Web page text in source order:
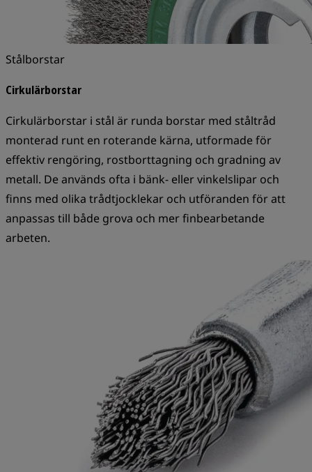
Stålborstar
Cirkulärborstar
Cirkulärborstar i stål är runda borstar med ståltråd
monterad runt en roterande kärna, utformade för
effektiv rengöring, rostborttagning och gradning av
metall. De används ofta i bänk- eller vinkelslipar och
finns med olika trådtjocklekar och utföranden för att
anpassas till både grova och mer finbearbetande
arbeten.